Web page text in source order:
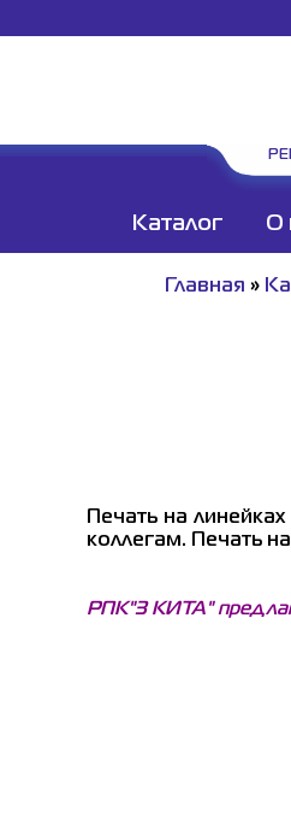
Каталог О
Главная »
Печать на
коллегам. Печать
РПК"3 КИТА"